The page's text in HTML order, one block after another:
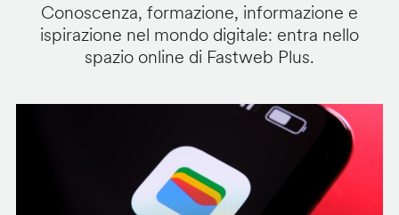
Conoscenza, formazione, informazione e
ispirazione nel mondo digitale: entra nello
spazio online di Fastweb Plus.